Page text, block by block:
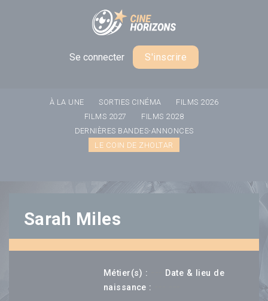
Se connecter S'inscrire
À LA UNE SORTIES CINÉMA
FILMS 2026
FILMS 2027
FILMS 2028
DERNIÈRES BANDES-ANNONCES
LE COIN DE ZHOLTAR
Sarah Miles
Métier(s) :
Date & lieu de
naissance :
Panneau de gestion des cookies